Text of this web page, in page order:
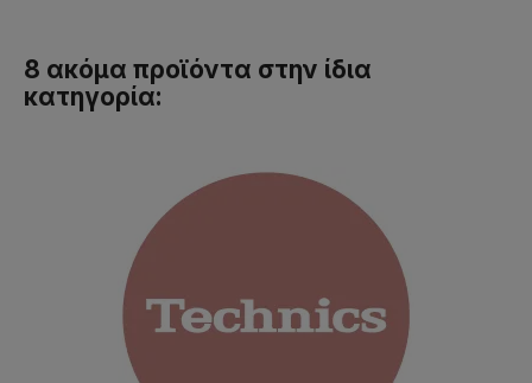
8 ακόμα προϊόντα στην ίδια
κατηγορία: